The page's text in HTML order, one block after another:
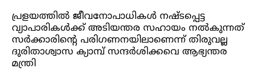
പ്രളയത്തിൽ ജീവനോപാധികൾ നഷ്ടപ്പെട്ട
വ്യാപാരികൾക്ക് അടിയന്തര സഹായം നൽകുന്നത്
സർക്കാരിന്റെ പരിഗണനയിലാണെന്ന് തിരുവല്ല
ദുരിതാശ്വാസ ക്യാമ്പ് സന്ദർശിക്കവെ ആഭ്യന്തര
മന്ത്രി